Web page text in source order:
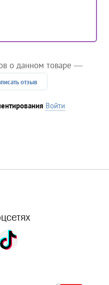
о данном товаре —
отзыв
Войти